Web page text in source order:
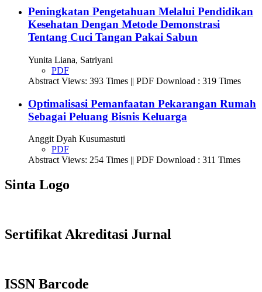
Peningkatan Pengetahuan Melalui Pendidikan
Kesehatan Dengan Metode Demonstrasi
Tentang Cuci Tangan Pakai Sabun
Yunita Liana, Satriyani
PDF
Abstract Views: 393 Times || PDF Download : 319 Times
Optimalisasi Pemanfaatan Pekarangan Rumah
Sebagai Peluang Bisnis Keluarga
Anggit Dyah Kusumastuti
PDF
Abstract Views: 254 Times || PDF Download : 311 Times
Sinta Logo
Sertifikat Akreditasi Jurnal
ISSN Barcode